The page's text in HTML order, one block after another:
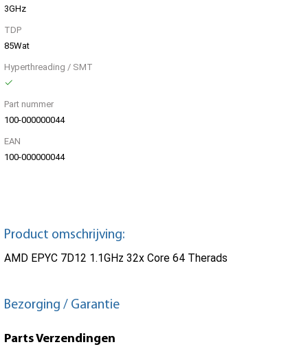
3GHz
TDP
85Wat
Hyperthreading / SMT
Part nummer
100-000000044
EAN
100-000000044
Product omschrijving:
AMD EPYC 7D12 1.1GHz 32x Core 64 Therads
Bezorging / Garantie
Parts Verzendingen